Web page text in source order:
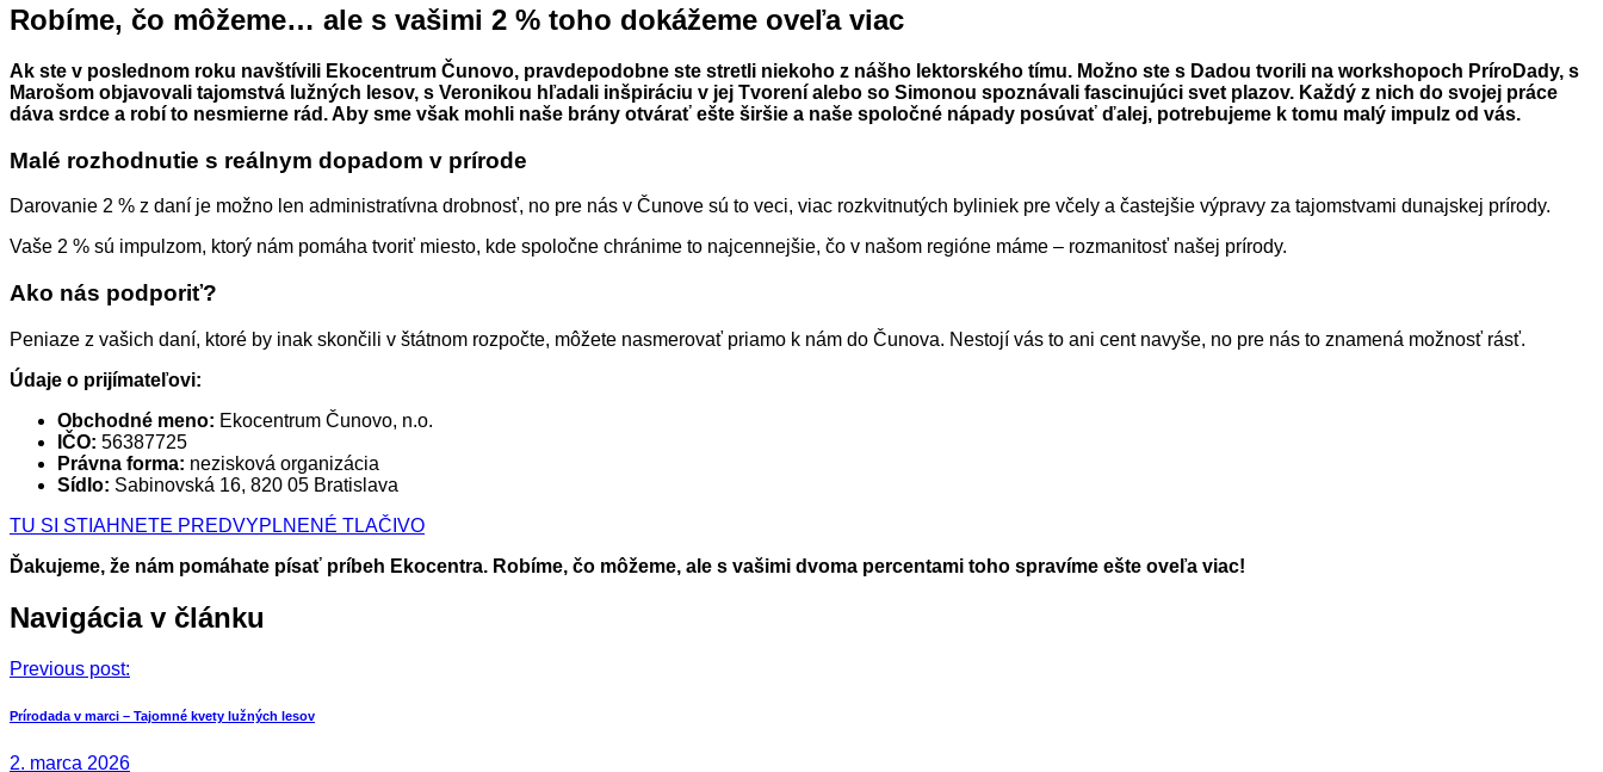
Robíme, čo môžeme… ale s vašimi 2 % toho dokážeme oveľa viac
Ak ste v poslednom roku navštívili Ekocentrum Čunovo, pravdepodobne ste stretli niekoho z nášho lektorského tímu. Možno ste s Dadou tvorili na workshopoch PríroDady, s
Marošom objavovali tajomstvá lužných lesov, s Veronikou hľadali inšpiráciu v jej Tvorení alebo so Simonou spoznávali fascinujúci svet plazov. Každý z nich do svojej práce
dáva srdce a robí to nesmierne rád. Aby sme však mohli naše brány otvárať ešte širšie a naše spoločné nápady posúvať ďalej, potrebujeme k tomu malý impulz od vás.
Malé rozhodnutie s reálnym dopadom v prírode
Darovanie 2 % z daní je možno len administratívna drobnosť, no pre nás v Čunove sú to veci, viac rozkvitnutých byliniek pre včely a častejšie výpravy za tajomstvami dunajskej prírody.
Vaše 2 % sú impulzom, ktorý nám pomáha tvoriť miesto, kde spoločne chránime to najcennejšie, čo v našom regióne máme – rozmanitosť našej prírody.
Ako nás podporiť?
Peniaze z vašich daní, ktoré by inak skončili v štátnom rozpočte, môžete nasmerovať priamo k nám do Čunova. Nestojí vás to ani cent navyše, no pre nás to znamená možnosť rásť.
Údaje o prijímateľovi:
Obchodné meno: Ekocentrum Čunovo, n.o.
IČO: 56387725
Právna forma: nezisková organizácia
Sídlo: Sabinovská 16, 820 05 Bratislava
TU SI STIAHNETE PREDVYPLNENÉ TLAČIVO
Ďakujeme, že nám pomáhate písať príbeh Ekocentra. Robíme, čo môžeme, ale s vašimi dvoma percentami toho spravíme ešte oveľa viac!
Navigácia v článku
Previous post:
Prírodada v marci – Tajomné kvety lužných lesov
2. marca 2026